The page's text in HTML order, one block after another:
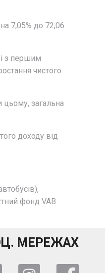
7,05% до 72,06
з першим
чистого
цьому, загальна
доходу від
фонд VAB
МЕРЕЖАХ